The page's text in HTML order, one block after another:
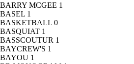
BARRY MCGEE 1
BASEL 1
BASKETBALL 0
BASQUIAT 1
BASSCOUTUR 1
BAYCREW'S 1
BAYOU 1